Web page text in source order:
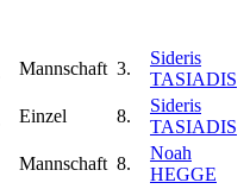
Mannschaft 3.
Sideris
TASIADIS
Einzel 8.
Sideris
TASIADIS
Mannschaft 8.
Noah
HEGGE